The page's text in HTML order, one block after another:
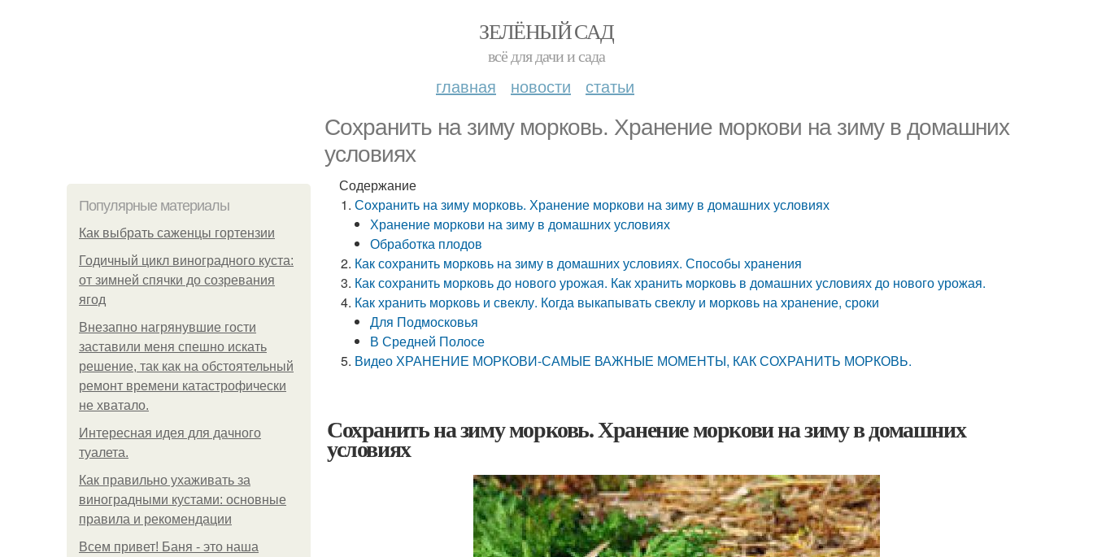
ЗЕЛЁНЫЙ САД
всё для дачи и сада
главная новости статьи
Сохранить на зиму морковь. Хранение моркови на зиму в домашних
условиях
Популярные материалы
Как выбрать саженцы гортензии
Годичный цикл виноградного куста:
от зимней спячки до созревания
ягод
Внезапно нагрянувшие гости
заставили меня спешно искать
решение, так как на обстоятельный
ремонт времени катастрофически
не хватало.
Интересная идея для дачного
туалета.
Как правильно ухаживать за
виноградными кустами: основные
правила и рекомендации
Всем привет! Баня - это наша
Содержание
Сохранить на зиму морковь. Хранение моркови на зиму в домашних условиях
Хранение моркови на зиму в домашних условиях
Обработка плодов
Как сохранить морковь на зиму в домашних условиях. Способы хранения
Как сохранить морковь до нового урожая. Как хранить морковь в домашних условиях до нового урожая.
Как хранить морковь и свеклу. Когда выкапывать свеклу и морковь на хранение, сроки
Для Подмосковья
В Средней Полосе
Видео ХРАНЕНИЕ МОРКОВИ-САМЫЕ ВАЖНЫЕ МОМЕНТЫ, КАК СОХРАНИТЬ МОРКОВЬ.
Сохранить на зиму морковь. Хранение моркови на зиму в домашних
условиях